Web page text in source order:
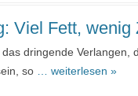
Viel Fett, wenig
dringende
so
… weiterlesen »